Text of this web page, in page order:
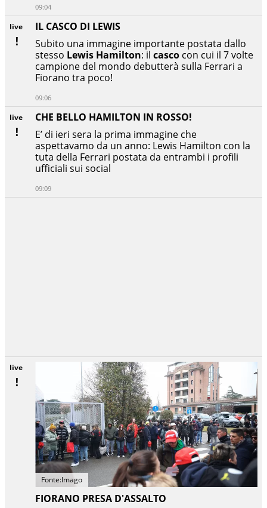
live
Fonte:Imago
FIORANO PRESA D'ASSALTO
live
CHE BELLO HAMILTON IN ROSSO!
E’ di ieri sera la prima immagine che
aspettavamo da un anno: Lewis Hamilton con la
tuta della Ferrari postata da entrambi i profili
ufficiali sui social
09:09
live
IL CASCO DI LEWIS
Subito una immagine importante postata dallo
stesso Lewis Hamilton: il casco con cui il 7 volte
campione del mondo debutterà sulla Ferrari a
Fiorano tra poco!
09:06
09:04